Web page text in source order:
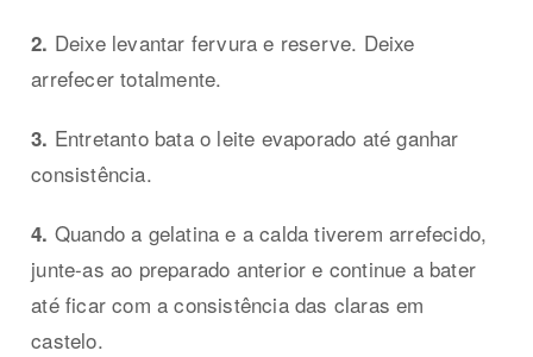
2. Deixe levantar fervura e reserve. Deixe
arrefecer totalmente.
3. Entretanto bata o leite evaporado até ganhar
consistência.
4. Quando a gelatina e a calda tiverem arrefecido,
junte-as ao preparado anterior e continue a bater
até ficar com a consistência das claras em
castelo.